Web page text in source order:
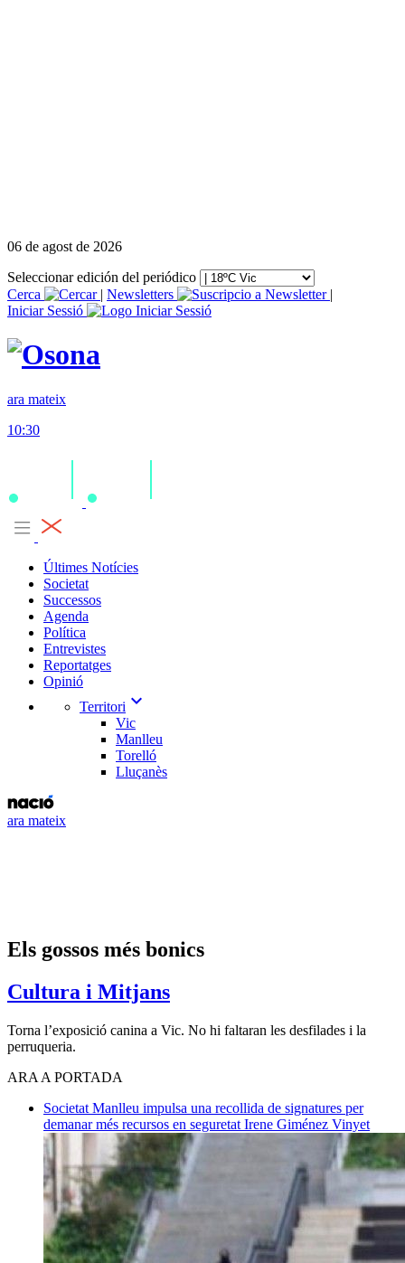
06 de agost de 2026
Seleccionar edición del periódico
Cerca
| Newsletters
|
Iniciar Sessió
ara mateix
10:30
Últimes Notícies
Societat
Successos
Agenda
Política
Entrevistes
Reportatges
Opinió
Territori expand_more
Vic
Manlleu
Torelló
Lluçanès
ara mateix
Els gossos més bonics
Cultura i Mitjans
Torna l’exposició canina a Vic. No hi faltaran les desfilades i la
perruqueria.
ARA A PORTADA
Societat Manlleu impulsa una recollida de signatures per
demanar més recursos en seguretat Irene Giménez Vinyet